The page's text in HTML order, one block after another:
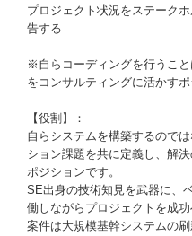
プロジェクト状況をステーク
告する
※自らコーディングを行うこ
をコンサルティングに活かすポ
【役割】：
自らシステムを構築するので
ション課題を共に定義し、解
ポジションです。
SE出身の技術知見を武器に、
働しながらプロジェクトを成功
案件は大規模基幹システムの